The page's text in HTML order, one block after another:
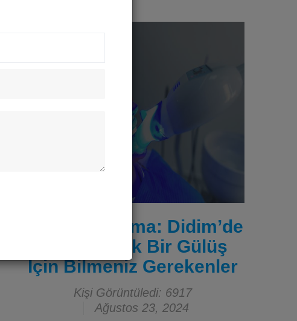
Diş Beyazlatma: Didim’de
Daha Parlak Bir Gülüş
İçin Bilmeniz Gerekenler
Kişi Görüntüledi: 6917
Ağustos 23, 2024